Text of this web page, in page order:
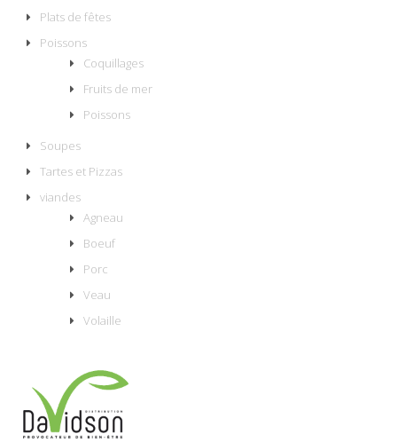
Plats de fêtes
Poissons
Coquillages
Fruits de mer
Poissons
Soupes
Tartes et Pizzas
viandes
Agneau
Boeuf
Porc
Veau
Volaille